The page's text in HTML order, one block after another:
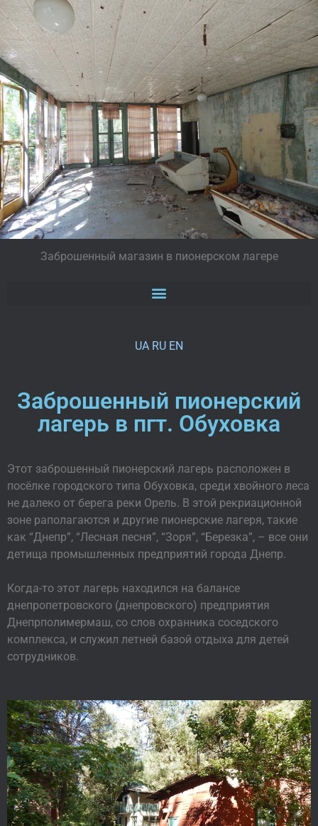
Заброшенный магазин в пионерском лагере
UA RU EN
Заброшенный пионерский
лагерь в пгт. Обуховка
Этот заброшенный пионерский лагерь расположен в
посёлке городского типа Обуховка, среди хвойного леса
не далеко от берега реки Орель. В этой рекриационной
зоне раполагаются и другие пионерские лагеря, такие
как “Днепр”, “Лесная песня”, “Зоря”, “Березка”, – все они
детища промышленных предприятий города Днепр.
Когда-то этот лагерь находился на балансе
днепропетровского (днепровского) предприятия
Днепрполимермаш, со слов охранника соседского
комплекса, и служил летней базой отдыха для детей
сотрудников.